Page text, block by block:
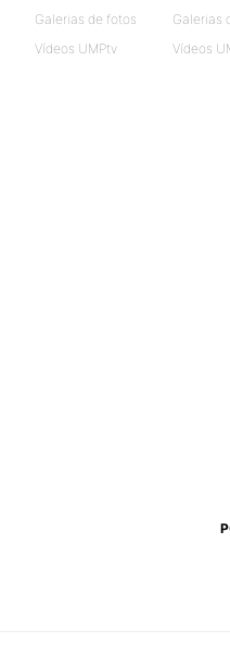
Galerias de fotos
Vídeos UMPtv
Galerias
Vídeos